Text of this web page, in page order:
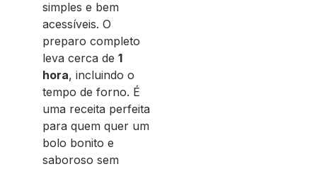
simples e bem
acessíveis. O
preparo completo
leva cerca de 1
hora, incluindo o
tempo de forno. É
uma receita perfeita
para quem quer um
bolo bonito e
saboroso sem